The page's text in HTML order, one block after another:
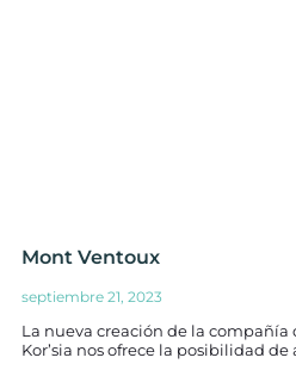
Mont Ventoux
septiembre 21, 2023
La nueva creación de la
Kor’sia nos ofrece la posibilidad